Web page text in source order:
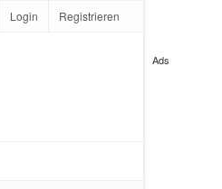
Login Registrieren
Ads